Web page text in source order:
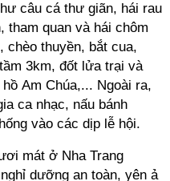
câu cá thư giãn, hái rau
tham quan và hái chôm
chèo thuyền, bắt cua,
3km, đốt lửa trại và
Am Chúa,... Ngoài ra,
ca nhạc, nấu bánh
vào các dịp lễ hội.
mát ở Nha Trang
dưỡng an toàn, yên ả